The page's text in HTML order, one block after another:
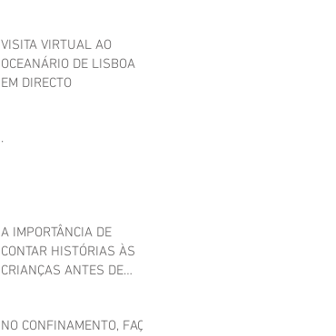
VISITA VIRTUAL AO
OCEANÁRIO DE LISBOA
EM DIRECTO
.
A IMPORTÂNCIA DE
CONTAR HISTÓRIAS ÀS
CRIANÇAS ANTES DE
NO CONFINAMENTO, FAÇA